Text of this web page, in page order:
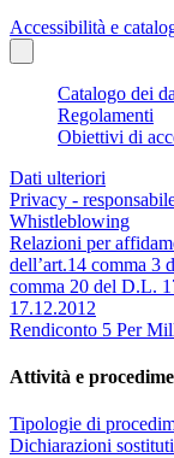
Accessibilità e
Catalogo dei
Regolamenti
Obiettivi di
Dati ulteriori
Privacy -
Whistleblowing
Relazioni per
dell’art.14 comma 3
comma 20 del D.L.
17.12.2012
Rendiconto 5 Per
Attività e
Tipologie di
Dichiarazioni